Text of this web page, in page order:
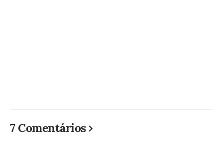
7 Comentários